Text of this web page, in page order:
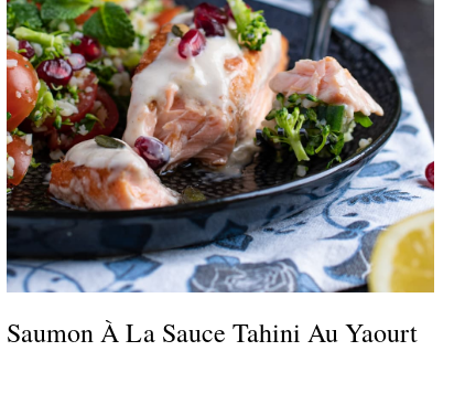
Saumon À La Sauce Tahini Au Yaourt